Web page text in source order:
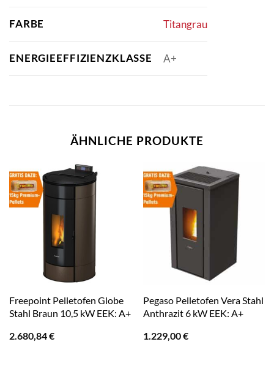
FARBE Titangrau
ENERGIEEFFIZIENZKLASSE A+
ÄHNLICHE PRODUKTE
Freepoint Pelletofen Globe
Stahl Braun 10,5 kW EEK: A+
2.680,84€
Pegaso Pelletofen Vera Stahl
Anthrazit 6 kW EEK: A+
1.229,00€